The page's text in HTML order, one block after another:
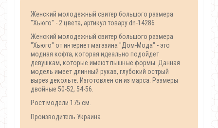
Женский молодежный свитер большого размера
"Хьюго" - 2 цвета, артикул товару dn-14286
Женский молодежный свитер большого размера
"Хьюго" от интернет магазина "Дом-Мода" - это
модная кофта, которая идеально подойдет
девушкам, которые имеют пышные формы. Данная
модель имеет длинный рукав, глубокий острый
вырез декольте. Изготовлен он из марса. Размеры
двойные 50-52, 54-56.
Рост модели 175 см.
Производитель Украина